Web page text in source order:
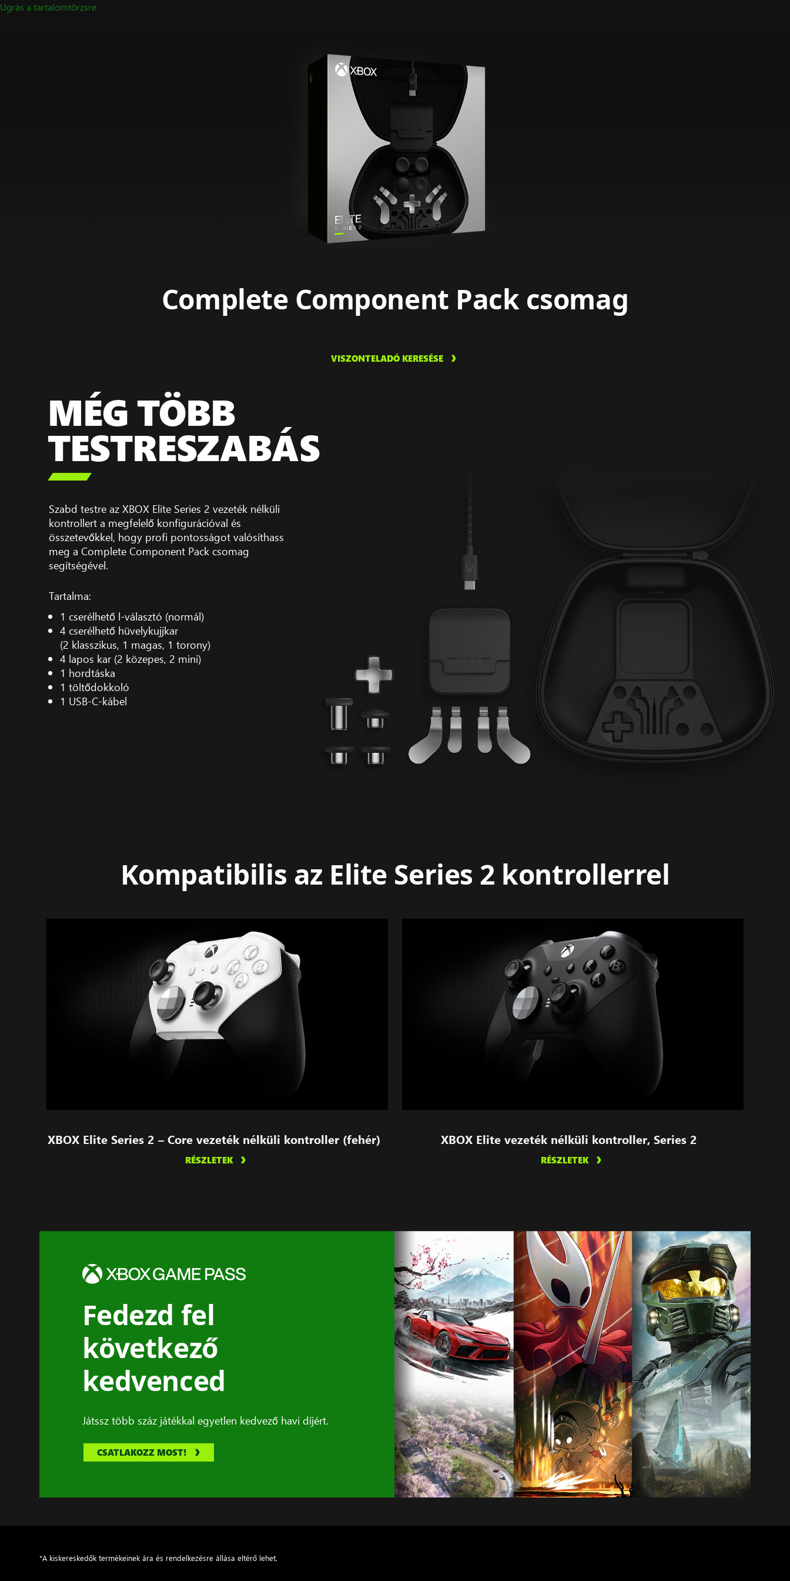
Ugrás a tartalomtörzsre
Complete Component Pack csomag
VISZONTELADÓ KERESÉSE
MÉG TÖBB
TESTRESZABÁS

Szabd testre az XBOX Elite Series 2 vezeték nélküli
kontrollert a megfelelő konfigurációval és
összetevőkkel, hogy profi pontosságot valósíthass
meg a Complete Component Pack csomag
segítségével.
Tartalma:
1 cserélhető l-választó (normál)
4 cserélhető hüvelykujjkar
(2 klasszikus, 1 magas, 1 torony)
4 lapos kar (2 közepes, 2 mini)
1 hordtáska
1 töltődokkoló
1 USB-C-kábel
Kompatibilis az Elite Series 2 kontrollerrel
XBOX Elite Series 2 – Core vezeték nélküli kontroller (fehér)
RÉSZLETEK
XBOX Elite vezeték nélküli kontroller, Series 2
RÉSZLETEK
Fedezd fel
következő
kedvenced
Játssz több száz játékkal egyetlen kedvező havi díjért.
CSATLAKOZZ MOST!
*A kiskereskedők termékeinek ára és rendelkezésre állása eltérő lehet.